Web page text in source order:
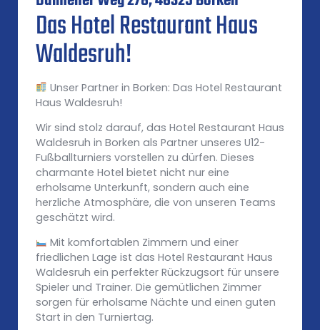
Das Hotel Restaurant Haus
Waldesruh!
Unser Partner in Borken: Das Hotel Restaurant
Haus Waldesruh!
Wir sind stolz darauf, das Hotel Restaurant Haus
Waldesruh in Borken als Partner unseres U12-
Fußballturniers vorstellen zu dürfen. Dieses
charmante Hotel bietet nicht nur eine
erholsame Unterkunft, sondern auch eine
herzliche Atmosphäre, die von unseren Teams
geschätzt wird.
Mit komfortablen Zimmern und einer
friedlichen Lage ist das Hotel Restaurant Haus
Waldesruh ein perfekter Rückzugsort für unsere
Spieler und Trainer. Die gemütlichen Zimmer
sorgen für erholsame Nächte und einen guten
Start in den Turniertag.